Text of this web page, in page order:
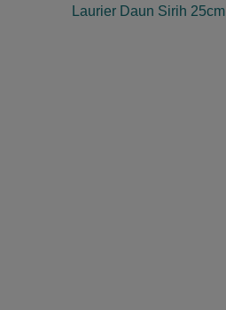
Laurier Daun Sirih 25cm